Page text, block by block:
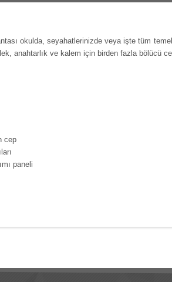
okulda, seyahatlerinizde veya iştetüm temel
anahtarlık ve kalem için birden fazla bölücü
cep
paneli